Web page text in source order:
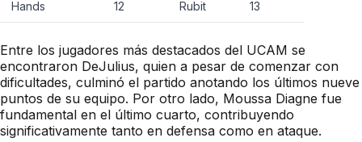
Hands 12 Rubit 13
Entre los jugadores más destacados del UCAM se
encontraron DeJulius, quien a pesar de comenzar con
dificultades, culminó el partido anotando los últimos nueve
puntos de su equipo. Por otro lado, Moussa Diagne fue
fundamental en el último cuarto, contribuyendo
significativamente tanto en defensa como en ataque.